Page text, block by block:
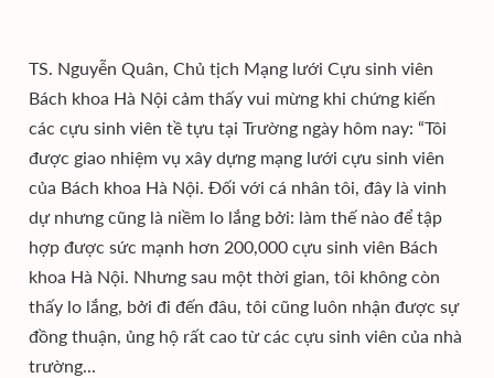
TS. Nguyễn Quân, Chủ tịch Mạng lưới Cựu sinh viên
Bách khoa Hà Nội cảm thấy vui mừng khi chứng kiến
các cựu sinh viên tề tựu tại Trường ngày hôm nay: “Tôi
được giao nhiệm vụ xây dựng mạng lưới cựu sinh viên
của Bách khoa Hà Nội. Đối với cá nhân tôi, đây là vinh
dự nhưng cũng là niềm lo lắng bởi: làm thế nào để tập
hợp được sức mạnh hơn 200,000 cựu sinh viên Bách
khoa Hà Nội. Nhưng sau một thời gian, tôi không còn
thấy lo lắng, bởi đi đến đâu, tôi cũng luôn nhận được sự
đồng thuận, ủng hộ rất cao từ các cựu sinh viên của nhà
trường...